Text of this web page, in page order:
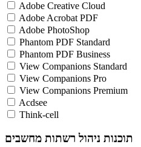
Adobe Creative Cloud
Adobe Acrobat PDF
Adobe PhotoShop
Phantom PDF Standard
Phantom PDF Business
View Companions Standard
View Companions Pro
View Companions Premium
Acdsee
Think-cell
תוכנות ניהול רשתות מחשבים